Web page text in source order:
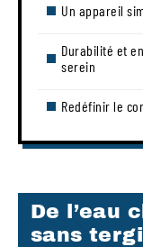
Un appareil
Durabilité et
serein
Redéfinir le
De l’eau
sans